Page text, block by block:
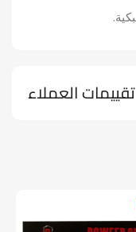
تقييمات العملاء